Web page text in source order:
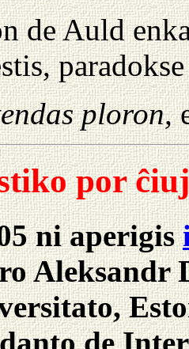
de Auld
ploron,
por ĉiuj
ni aperigis
Aleksandr
de